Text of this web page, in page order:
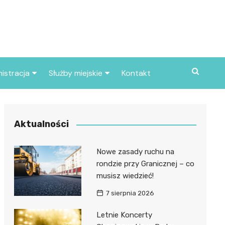
miasta
Służby miejskie
Policja
Kontakt
Aktualności
Nowe zasady ruchu na
rondzie przy Granicznej – co
musisz wiedzieć!
7 sierpnia 2026
Letnie Koncerty